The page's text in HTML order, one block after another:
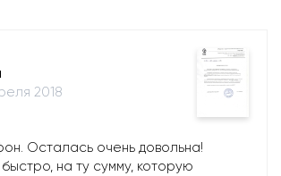
2018
Осталась очень довольна!
на ту сумму, которую